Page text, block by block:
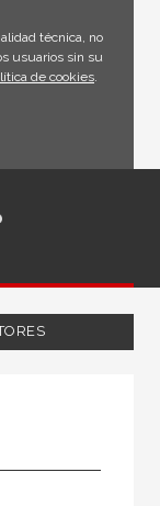
técnica, no
usuarios sin su
de cookies.